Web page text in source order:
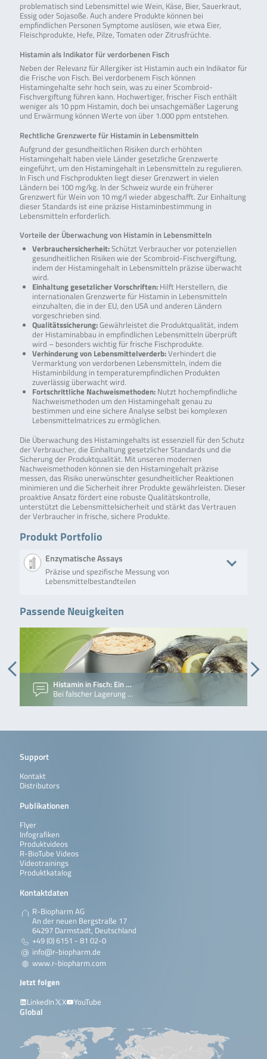
problematisch sind Lebensmittel wie Wein, Käse, Bier, Sauerkraut,
Essig oder Sojasoße. Auch andere Produkte können bei
empfindlichen Personen Symptome auslösen, wie etwa Eier,
Fleischprodukte, Hefe, Pilze, Tomaten oder Zitrusfrüchte.
Histamin als Indikator für verdorbenen Fisch
Neben der Relevanz für Allergiker ist Histamin auch ein Indikator für
die Frische von Fisch. Bei verdorbenem Fisch können
Histamingehalte sehr hoch sein, was zu einer Scombroid-
Fischvergiftung führen kann. Hochwertiger, frischer Fisch enthält
weniger als 10 ppm Histamin, doch bei unsachgemäßer Lagerung
und Erwärmung können Werte von über 1.000 ppm entstehen.
Rechtliche Grenzwerte für Histamin in Lebensmitteln
Aufgrund der gesundheitlichen Risiken durch erhöhten
Histamingehalt haben viele Länder gesetzliche Grenzwerte
eingeführt, um den Histamingehalt in Lebensmitteln zu regulieren.
In Fisch und Fischprodukten liegt dieser Grenzwert in vielen
Ländern bei 100 mg/kg. In der Schweiz wurde ein früherer
Grenzwert für Wein von 10 mg/l wieder abgeschafft. Zur Einhaltung
dieser Standards ist eine präzise Histaminbestimmung in
Lebensmitteln erforderlich.
Vorteile der Überwachung von Histamin in Lebensmitteln
Verbrauchersicherheit:Schützt Verbraucher vor potenziellen
gesundheitlichen Risiken wie der Scombroid-Fischvergiftung,
indem der Histamingehalt in Lebensmitteln präzise überwacht
wird.
Einhaltung gesetzlicher Vorschriften:Hilft Herstellern, die
internationalen Grenzwerte für Histamin in Lebensmitteln
einzuhalten, die in der EU, den USA und anderen Ländern
vorgeschrieben sind.
Qualitätssicherung:Gewährleistet die Produktqualität, indem
der Histaminabbau in empfindlichen Lebensmitteln überprüft
wird – besonders wichtig für frische Fischprodukte.
Verhinderung von Lebensmittelverderb:Verhindert die
Vermarktung von verdorbenen Lebensmitteln, indem die
Histaminbildung in temperaturempfindlichen Produkten
zuverlässig überwacht wird.
Fortschrittliche Nachweismethoden:Nutzt hochempfindliche
Nachweismethoden um den Histamingehalt genau zu
bestimmen und eine sichere Analyse selbst bei komplexen
Lebensmittelmatrices zu ermöglichen.
Die Überwachung des Histamingehalts ist essenziell für den Schutz
der Verbraucher, die Einhaltung gesetzlicher Standards und die
Sicherung der Produktqualität. Mit unseren modernen
Nachweismethoden können sie den Histamingehalt präzise
messen, das Risiko unerwünschter gesundheitlicher Reaktionen
minimieren und die Sicherheit ihrer Produkte gewährleisten. Dieser
proaktive Ansatz fördert eine robuste Qualitätskontrolle,
unterstützt die Lebensmittelsicherheit und stärkt das Vertrauen
der Verbraucher in frische, sichere Produkte.
Produkt Portfolio
Enzymatische Assays
Präzise und spezifische Messung von
Lebensmittelbestandteilen
Produkt Beschreibung
RIDASCREEN®
Histamine
(enzymatic)
RIDASCREEN®
Histamine
(enzymatic)
wird zur
quantitativen
von Histamin
in frischem
Fisch,
Wein, Käse
Mikrotiterplatte mit 96
Kavitäten (12 Streifen à
8 Einzelkavitäten)
R1605
Passende Neuigkeiten
Histamin in Fisch: Ein …
Bei falscher Lagerung …
Support
Kontakt
Distributors
Publikationen
Flyer
Infografiken
Produktvideos
R-BioTube Videos
Videotrainings
Produktkatalog
Kontaktdaten
R-Biopharm AG
An der neuen Bergstraße 17
64297 Darmstadt, Deutschland
+49 (0) 6151 - 81 02-0
info@r-biopharm.de
www.r-biopharm.com
Jetzt folgen
LinkedIn
X YouTube
Global